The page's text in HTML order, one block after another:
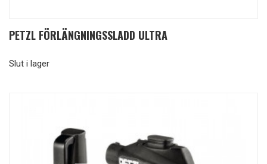
PETZL FÖRLÄNGNINGSSLADD ULTRA
Slut i lager